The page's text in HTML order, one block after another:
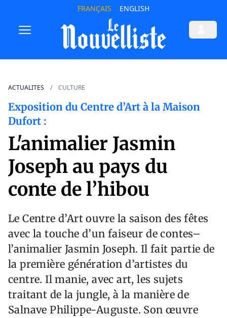
FRANÇAIS ENGLISH
ACTUALITES CULTURE
Exposition du Centre d’Art à la Maison
Dufort :
L'animalier Jasmin
Joseph au pays du
conte de l’hibou
Le Centre d’Art ouvre la saison des fêtes
avec la touche d’un faiseur de contes–
l’animalier Jasmin Joseph. Il fait partie de
la première génération d’artistes du
centre. Il manie, avec art, les sujets
traitant de la jungle, à la manière de
Salnave Philippe-Auguste. Son œuvre